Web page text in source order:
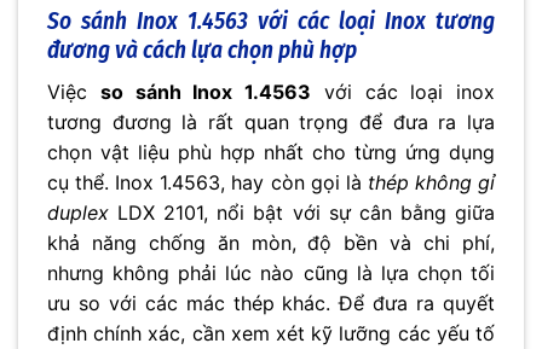
So sánh Inox 1.4563 với các loại Inox tương
đương và cách lựa chọn phù hợp
Việc so sánh Inox 1.4563 với các loại inox
tương đương là rất quan trọng để đưa ra lựa
chọn vật liệu phù hợp nhất cho từng ứng dụng
cụ thể. Inox 1.4563, hay còn gọi là thép không gỉ
duplex LDX 2101, nổi bật với sự cân bằng giữa
khả năng chống ăn mòn, độ bền và chi phí,
nhưng không phải lúc nào cũng là lựa chọn tối
ưu so với các mác thép khác. Để đưa ra quyết
định chính xác, cần xem xét kỹ lưỡng các yếu tố